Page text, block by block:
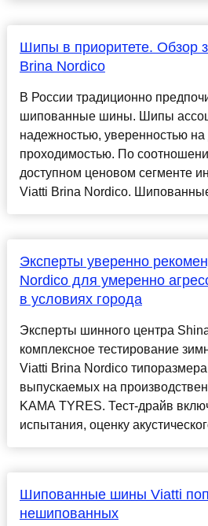
Шипы в приоритете. Обзор
Brina Nordico
В России традиционно
шипованные шины. Шипы
надежностью, уверенностью на
проходимостью. По
доступном ценовом сегменте
Viatti Brina Nordico.
Эксперты уверенно
Nordico для умеренно
в условиях города
Эксперты шинного центра
комплексное тестирование
Viatti Brina Nordico
выпускаемых на
KAMA TYRES. Тест-драйв
испытания, оценку
Шипованные шины Viatti
нешипованных